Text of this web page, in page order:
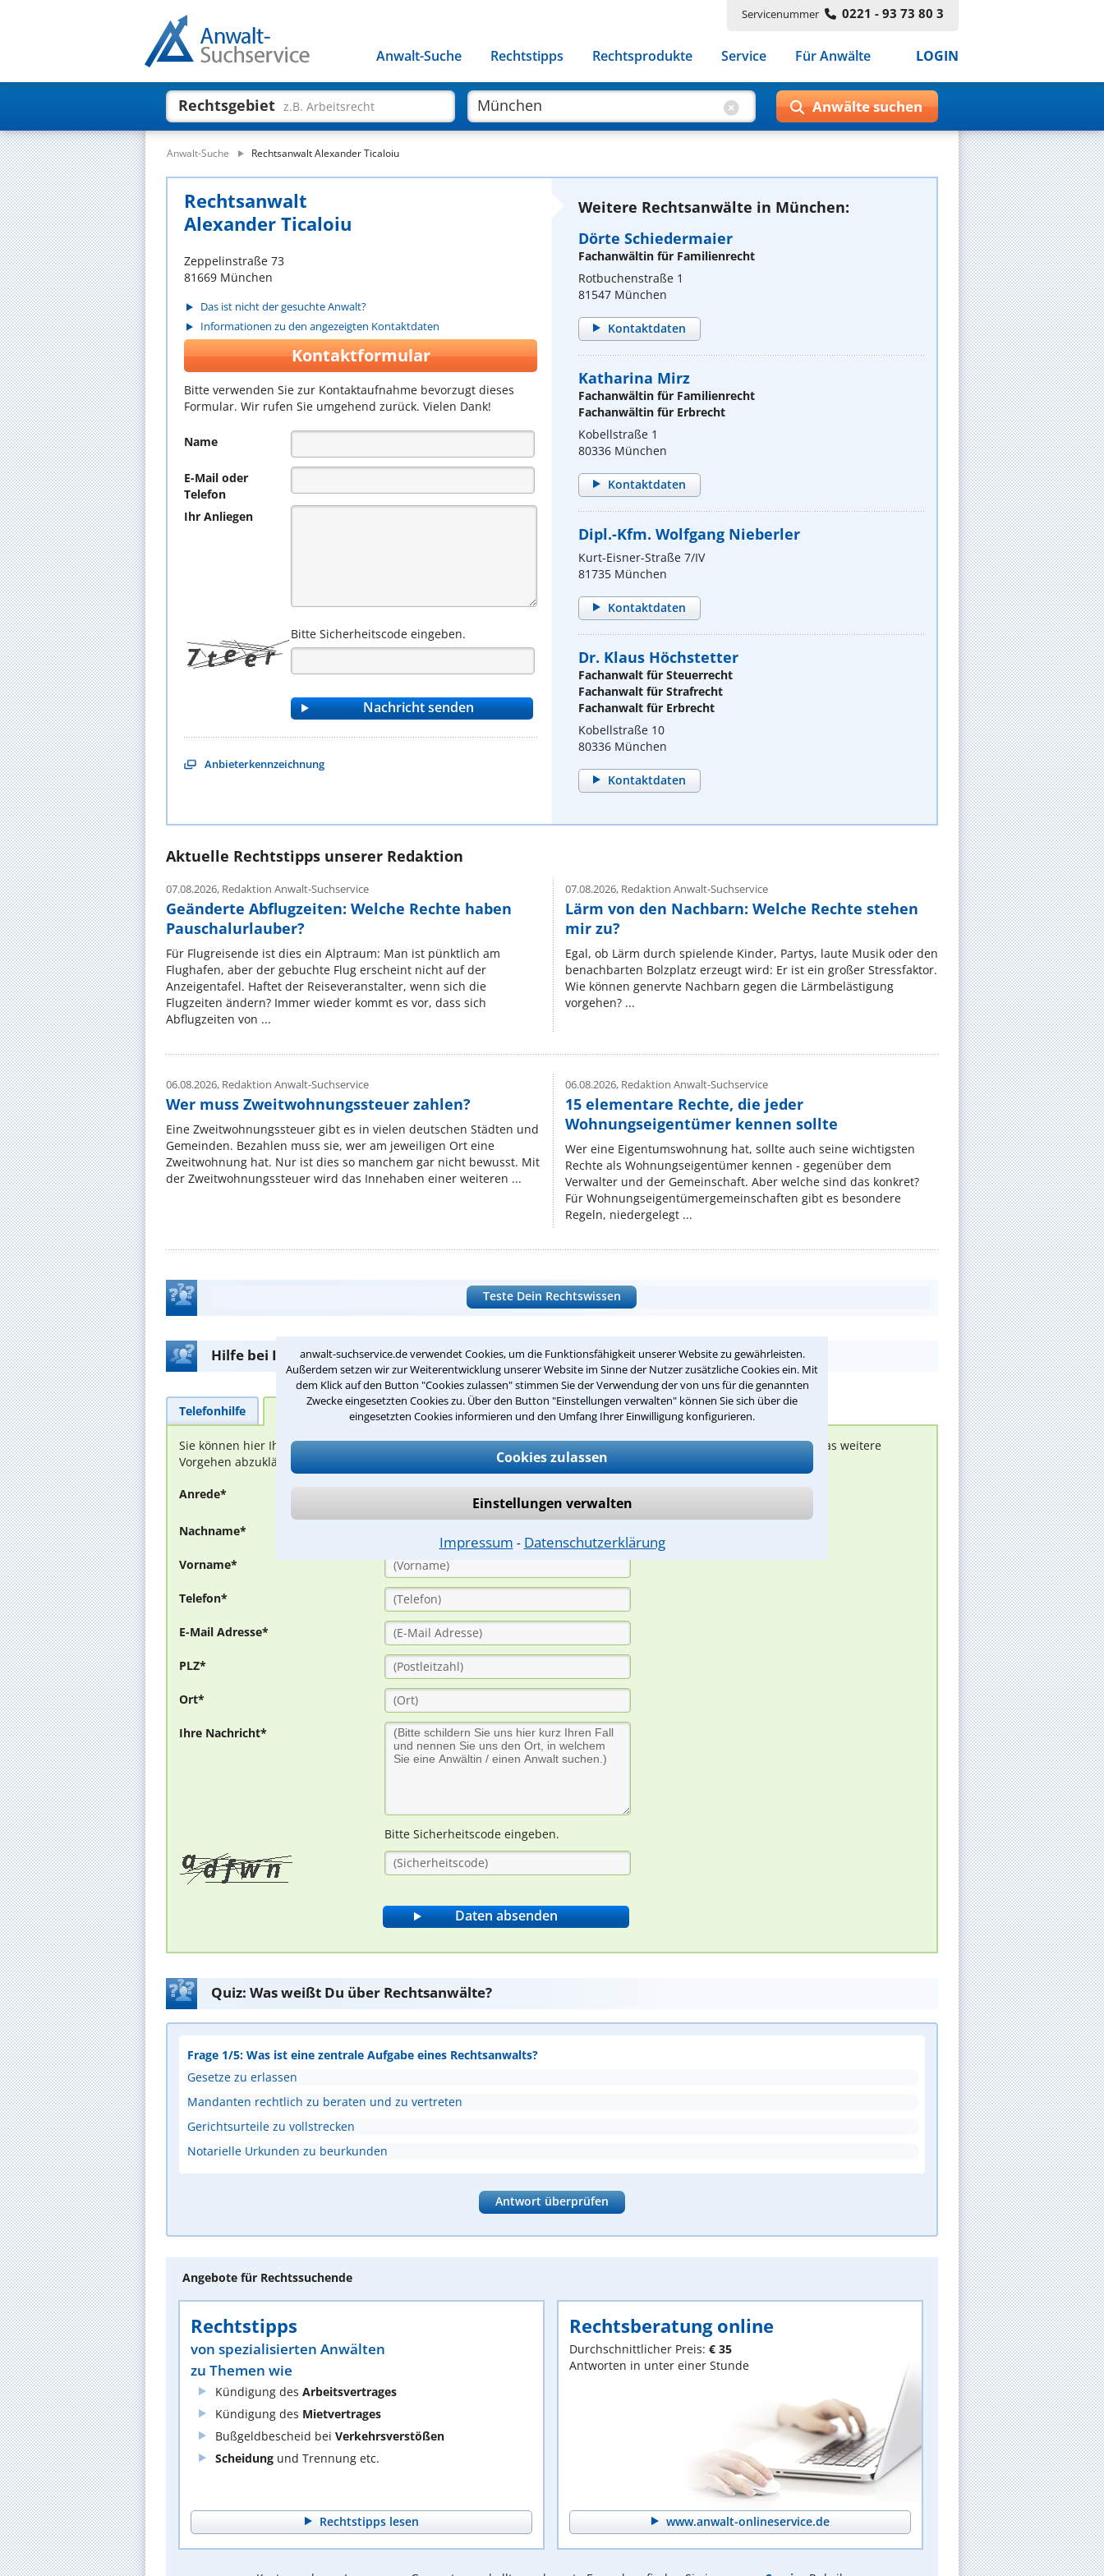
anwalt-suchservice.de verwendet Cookies, um die Funktionsfähigkeit unserer Website zu gewährleisten.
Außerdem setzen wir zur Weiterentwicklung unserer Website im Sinne der Nutzer zusätzliche Cookies ein. Mit
dem Klick auf den Button "Cookies zulassen" stimmen Sie der Verwendung der von uns für die genannten
Zwecke eingesetzten Cookies zu. Über den Button "Einstellungen verwalten" können Sie sich über die
eingesetzten Cookies informieren und den Umfang Ihrer Einwilligung konfigurieren.
Cookies zulassen
Einstellungen verwalten
Impressum ⁃ Datenschutzerklärung
Servicenummer 0221 - 93 73 80 3
Anwalt-Suche Rechtstipps Rechtsprodukte Service Für Anwälte LOGIN
Rechtsgebiet z.B. Arbeitsrecht
Anwalt-Suche Rechtsanwalt Alexander Ticaloiu
Rechtsanwalt
Alexander Ticaloiu
Zeppelinstraße 73
81669 München
Das ist nicht der gesuchte Anwalt?
Informationen zu den angezeigten Kontaktdaten
Kontaktformular
Bitte verwenden Sie zur Kontaktaufnahme bevorzugt dieses
Formular. Wir rufen Sie umgehend zurück. Vielen Dank!
Name
E-Mail oder
Telefon
Ihr Anliegen
Bitte Sicherheitscode eingeben.
Anbieterkennzeichnung
Weitere Rechtsanwälte in München:
Dörte Schiedermaier
Fachanwältin für Familienrecht
Rotbuchenstraße 1
81547 München
Kontaktdaten
Katharina Mirz
Fachanwältin für Familienrecht
Fachanwältin für Erbrecht
Kobellstraße 1
80336 München
Kontaktdaten
Dipl.-Kfm. Wolfgang Nieberler
Kurt-Eisner-Straße 7/IV
81735 München
Kontaktdaten
Dr. Klaus Höchstetter
Fachanwalt für Steuerrecht
Fachanwalt für Strafrecht
Fachanwalt für Erbrecht
Kobellstraße 10
80336 München
Kontaktdaten
Aktuelle Rechtstipps unserer Redaktion
07.08.2026, Redaktion Anwalt-Suchservice
Geänderte Abflugzeiten: Welche Rechte haben
Pauschalurlauber?
Für Flugreisende ist dies ein Alptraum: Man ist pünktlich am
Flughafen, aber der gebuchte Flug erscheint nicht auf der
Anzeigentafel. Haftet der Reiseveranstalter, wenn sich die
Flugzeiten ändern? Immer wieder kommt es vor, dass sich
Abflugzeiten von ...
07.08.2026,Redaktion Anwalt-Suchservice
Lärm von den Nachbarn: Welche Rechte stehen
mir zu?
Egal, ob Lärm durch spielende Kinder, Partys, laute Musik oder den
benachbarten Bolzplatz erzeugt wird: Er ist ein großer Stressfaktor.
Wie können genervte Nachbarn gegen die Lärmbelästigung
vorgehen? ...
06.08.2026, Redaktion Anwalt-Suchservice
Wer muss Zweitwohnungssteuer zahlen?
Eine Zweitwohnungssteuer gibt es in vielen deutschen Städten und
Gemeinden. Bezahlen muss sie, wer am jeweiligen Ort eine
Zweitwohnung hat. Nur ist dies so manchem gar nicht bewusst. Mit
der Zweitwohnungssteuer wird das Innehaben einer weiteren ...
06.08.2026,Redaktion Anwalt-Suchservice
15 elementare Rechte, die jeder
Wohnungseigentümer kennen sollte
Wer eine Eigentumswohnung hat, sollte auch seine wichtigsten
Rechte als Wohnungseigentümer kennen - gegenüber dem
Verwalter und der Gemeinschaft. Aber welche sind das konkret?
Für Wohnungseigentümergemeinschaften gibt es besondere
Regeln, niedergelegt ...
Teste Dein Rechtswissen
Hilfe bei Ihrer Anwaltsuche?
Telefonhilfe Beratungsanfrage
Sie können hier Ihren Fall schildern. Anschließend werden sich spezialisierte Rechtsanwälte bei Ihnen melden, um das weitere
Vorgehen abzuklären. Die Rückmeldung durch einen Anwalt ist für Sie kostenlos.
Anrede*
Nachname*
Vorname*
Telefon*
E-Mail Adresse*
PLZ*
Ort*
Ihre Nachricht*
Bitte Sicherheitscode eingeben.
Quiz: Was weißt Du über Rechtsanwälte?
Frage 1/5: Was ist eine zentrale Aufgabe eines Rechtsanwalts?
Gesetze zu erlassen
Mandanten rechtlich zu beraten und zu vertreten
Gerichtsurteile zu vollstrecken
Notarielle Urkunden zu beurkunden
Antwort überprüfen
Angebote für Rechtssuchende
Rechtstipps
von spezialisierten Anwälten
zu Themen wie
Kündigung des Arbeitsvertrages
Kündigung des Mietvertrages
Bußgeldbescheid bei Verkehrsverstößen
Scheidung und Trennung etc.
Rechtstipps lesen
Rechtsberatung online
Durchschnittlicher Preis: € 35
Antworten in unter einer Stunde
www.anwalt-onlineservice.de